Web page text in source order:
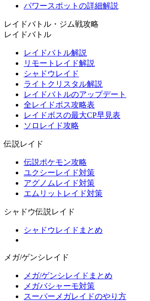
パワースポットの詳細解説
レイドバトル・ジム戦攻略
レイドバトル
レイドバトル解説
リモートレイド解説
シャドウレイド
ライトクリスタル解説
レイドバトルのアップデート
全レイドボス攻略表
レイドボスの最大CP早見表
ソロレイド攻略
伝説レイド
伝説ポケモン攻略
ユクシーレイド対策
アグノムレイド対策
エムリットレイド対策
シャドウ伝説レイド
シャドウレイドまとめ
メガ/ゲンシレイド
メガ/ゲンシレイドまとめ
メガバシャーモ対策
スーパーメガレイドのやり方